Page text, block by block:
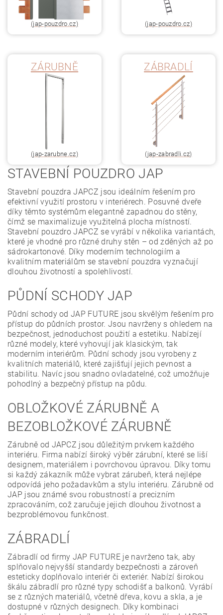
(jap-pouzdro.cz) (jap-pouzdro.cz)
ZÁRUBNĚ
(jap-zarubne.cz)
ZÁBRADLÍ
(jap-zabradli.cz)
STAVEBNÍ POUZDRO JAP
Stavební pouzdra JAPCZ jsou ideálním řešením pro
efektivní využití prostoru v interiérech. Posuvné dveře
díky těmto systémům elegantně zapadnou do stěny,
čímž se maximalizuje využitelná plocha místností.
Stavební pouzdro JAPCZ se vyrábí v několika variantách,
které je vhodné pro různé druhy stěn – od zděných až po
sádrokartonové. Díky moderním technologiím a
kvalitním materiálům se stavební pouzdra vyznačují
dlouhou životností a spolehlivostí.
PŮDNÍ SCHODY JAP
Půdní schody od JAP FUTURE jsou skvělým řešením pro
přístup do půdních prostor. Jsou navrženy s ohledem na
bezpečnost, jednoduchost použití a estetiku. Nabízejí
různé modely, které vyhovují jak klasickým, tak
moderním interiérům. Půdní schody jsou vyrobeny z
kvalitních materiálů, které zajišťují jejich pevnost a
stabilitu. Navíc jsou snadno ovladatelné, což umožňuje
pohodlný a bezpečný přístup na půdu.
OBLOŽKOVÉ ZÁRUBNĚ A
BEZOBLOŽKOVÉ ZÁRUBNĚ
Zárubně od JAPCZ jsou důležitým prvkem každého
interiéru. Firma nabízí široký výběr zárubní, které se liší
designem, materiálem i povrchovou úpravou. Díky tomu
si každý zákazník může vybrat zárubeň, která nejlépe
odpovídá jeho požadavkům a stylu interiéru. Zárubně od
JAP jsou známé svou robustností a precizním
zpracováním, což zaručuje jejich dlouhou životnost a
bezproblémovou funkčnost.
ZÁBRADLÍ
Zábradlí od firmy JAP FUTURE je navrženo tak, aby
splňovalo nejvyšší standardy bezpečnosti a zároveň
esteticky doplňovalo interiér či exteriér. Nabízí širokou
škálu zábradlí pro různé typy schodišť a balkonů. Vyrábí
se z různých materiálů, včetně dřeva, kovu a skla, a je
dostupné v různých designech. Díky kombinaci